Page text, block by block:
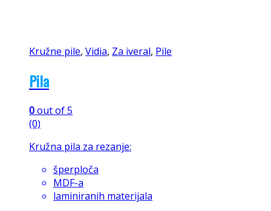
Kružne pile, Vidia, Za iveral, Pile
Pila
0out of 5
(0)
Kružna pila za rezanje:
šperploča
MDF-a
laminiranih materijala